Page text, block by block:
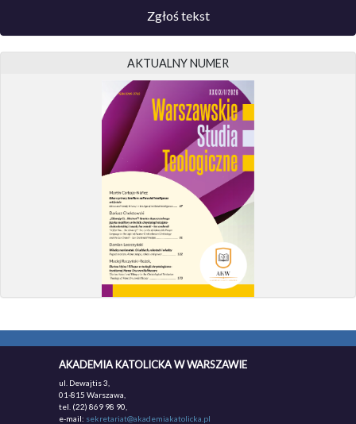
Zgłoś tekst
AKTUALNY NUMER
AKADEMIA KATOLICKA W WARSZAWIE
ul. Dewajtis 3,
01-815 Warszawa,
tel. (22) 869 98 90,
e-mail: sekretariat@akademiakatolicka.pl